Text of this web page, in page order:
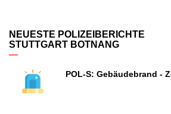
NEUESTE POLIZEIBERICHTE
STUTTGART BOTNANG
POL-S: Gebäudebrand -